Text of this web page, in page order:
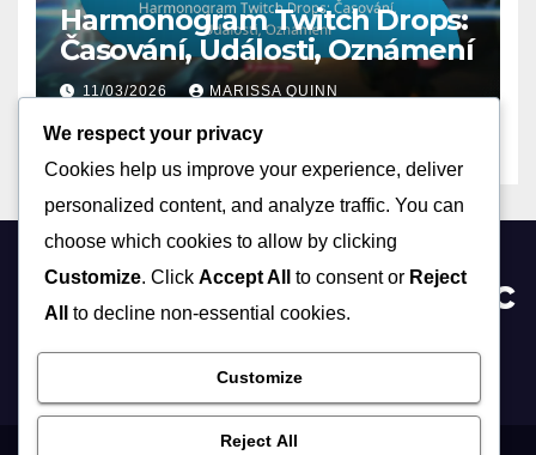
Harmonogram Twitch Drops:
Časování, Události, Oznámení
11/03/2026 MARISSA QUINN
geocachingprague2020.c
z
We respect your privacy
Cookies help us improve your experience, deliver
personalized content, and analyze traffic. You can
choose which cookies to allow by clicking
Customize. Click Accept All to consent or Reject
All
to decline non-essential cookies.
Customize
Reject All